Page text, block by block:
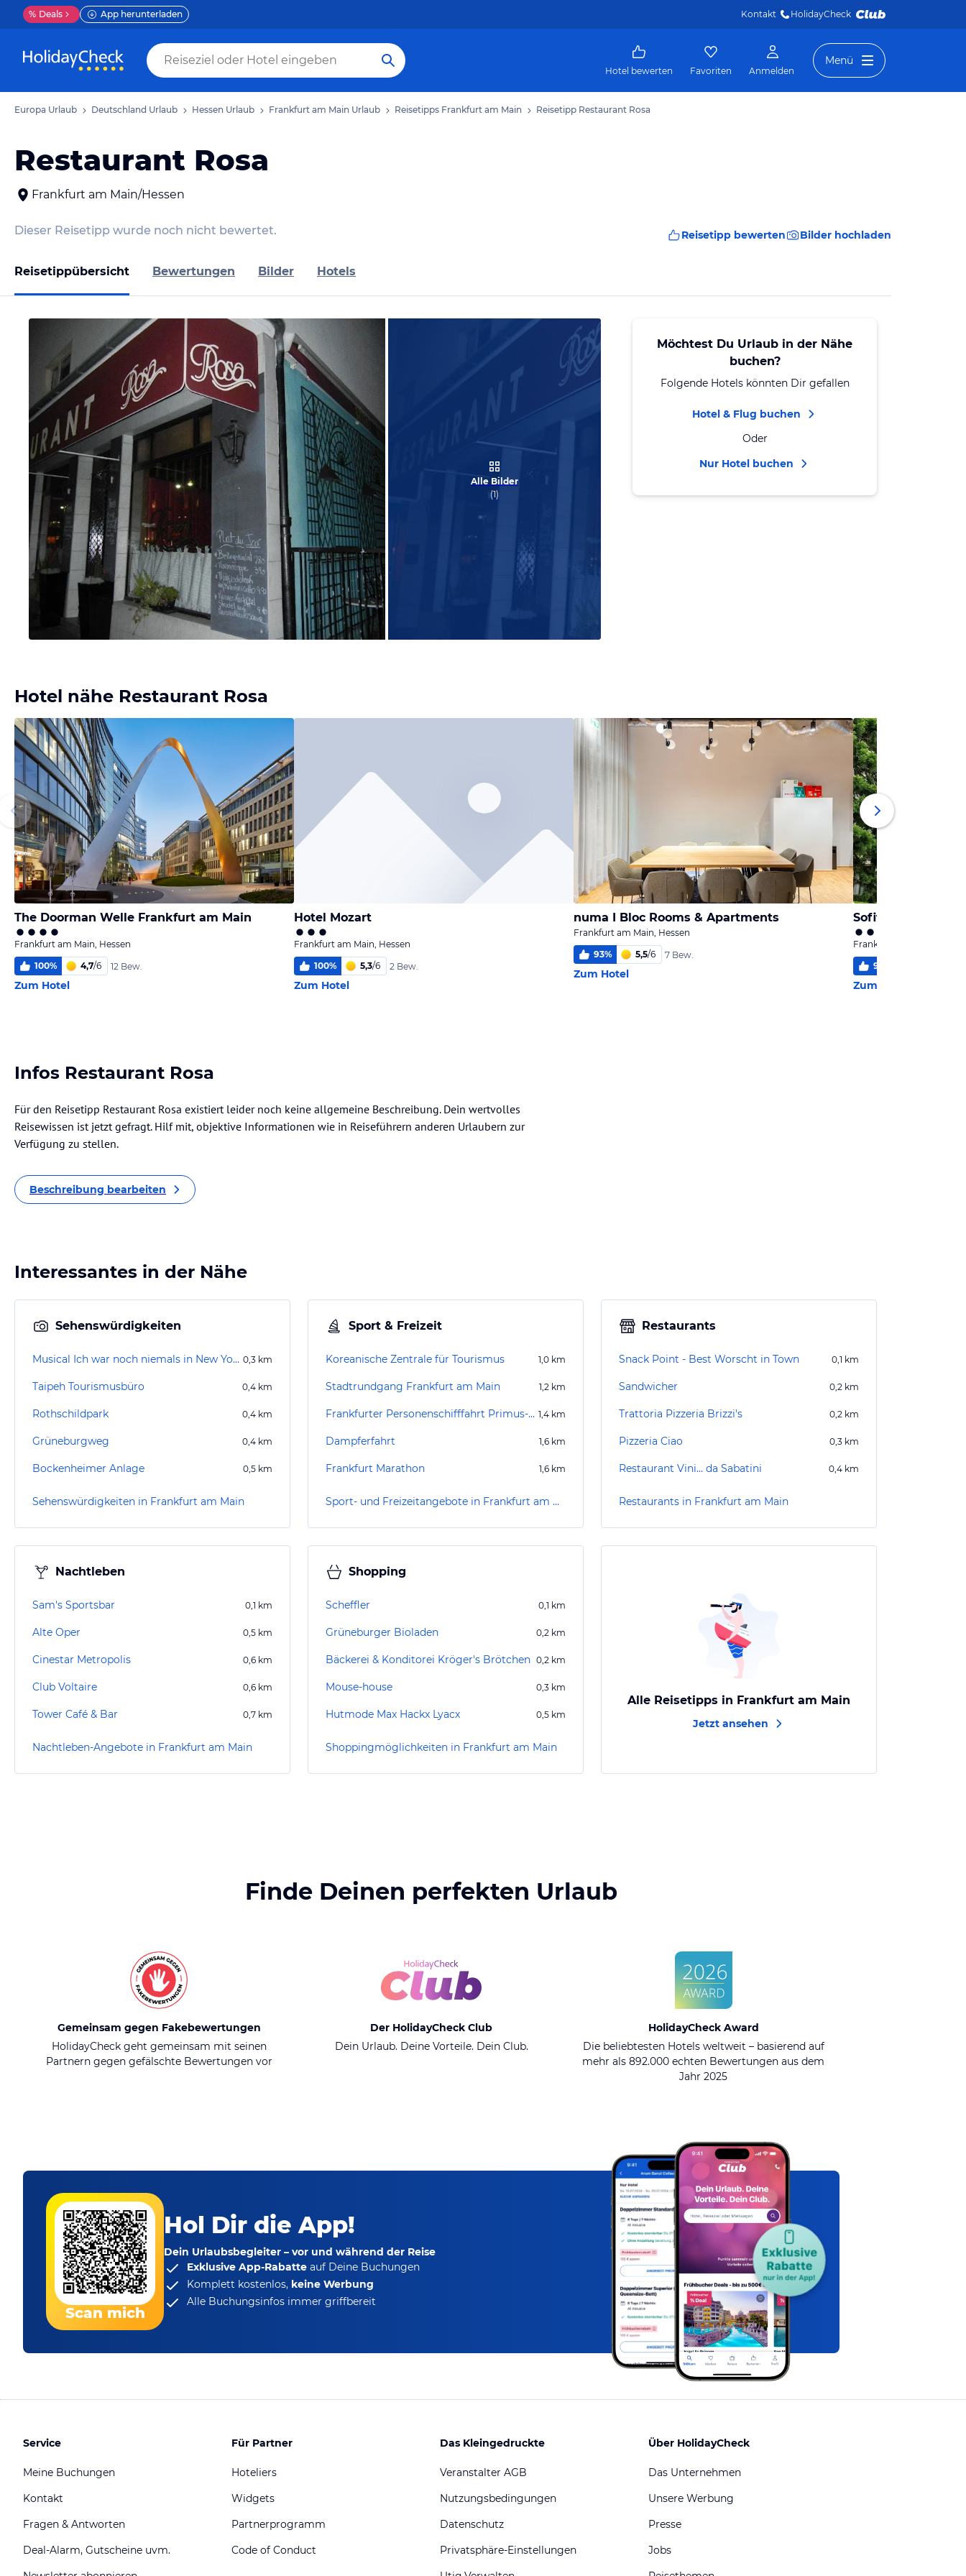
% Deals App herunterladen Kontakt HolidayCheck
Hotel bewerten Favoriten Anmelden
Menü
Europa Urlaub Deutschland Urlaub Hessen Urlaub Frankfurt am Main Urlaub Reisetipps Frankfurt am Main Reisetipp Restaurant Rosa
Restaurant Rosa
Frankfurt am Main/Hessen
Dieser Reisetipp wurde noch nicht bewertet. Reisetipp bewerten Bilder hochladen
Reisetippübersicht Bewertungen Bilder Hotels
Alle Bilder
(1)
Möchtest Du Urlaub in der Nähe
buchen?
Folgende Hotels könnten Dir gefallen
Hotel & Flug buchen
Oder
Nur Hotel buchen
Hotel nähe Restaurant Rosa
The Doorman Welle Frankfurt am Main
Frankfurt am Main, Hessen
100% 4,7/6 12 Bew.
Zum Hotel
Hotel Mozart
Frankfurt am Main, Hessen
100% 5,3/6 2 Bew.
Zum Hotel
numa I Bloc Rooms & Apartments
Frankfurt am Main, Hessen
93% 5,5/6 7 Bew.
Zum Hotel
Sofitel Frankfurt
Frankfurt am Main,
94
Zum Hotel
Infos Restaurant Rosa
Für den Reisetipp Restaurant Rosa existiert leider noch keine allgemeine Beschreibung. Dein wertvolles
Reisewissen ist jetzt gefragt. Hilf mit, objektive Informationen wie in Reiseführern anderen Urlaubern zur
Verfügung zu stellen.
Beschreibung bearbeiten
Interessantes in der Nähe
Sehenswürdigkeiten
Musical Ich war noch niemals in New York 0,3 km
Taipeh Tourismusbüro 0,4 km
Rothschildpark 0,4 km
Grüneburgweg 0,4 km
Bockenheimer Anlage 0,5 km
Sehenswürdigkeiten in Frankfurt am Main
Sport & Freizeit
Koreanische Zentrale für Tourismus 1,0 km
Stadtrundgang Frankfurt am Main 1,2 km
Frankfurter Personenschifffahrt Primus-Linie 1,4 km
Dampferfahrt 1,6 km
Frankfurt Marathon 1,6 km
Sport- und Freizeitangebote in Frankfurt am Main
Restaurants
Snack Point - Best Worscht in Town 0,1 km
Sandwicher 0,2 km
Trattoria Pizzeria Brizzi's 0,2 km
Pizzeria Ciao 0,3 km
Restaurant Vini... da Sabatini 0,4 km
Restaurants in Frankfurt am Main
Nachtleben
Sam's Sportsbar 0,1 km
Alte Oper 0,5 km
Cinestar Metropolis 0,6 km
Club Voltaire 0,6 km
Tower Café & Bar 0,7 km
Nachtleben-Angebote in Frankfurt am Main
Shopping
Scheffler 0,1 km
Grüneburger Bioladen 0,2 km
Bäckerei & Konditorei Kröger's Brötchen 0,2 km
Mouse-house 0,3 km
Hutmode Max Hackx Lyacx 0,5 km
Shoppingmöglichkeiten in Frankfurt am Main
Alle Reisetipps in Frankfurt am Main
Jetzt ansehen
Finde Deinen perfekten Urlaub
Gemeinsam gegen Fakebewertungen
HolidayCheck geht gemeinsam mit seinen
Partnern gegen gefälschte Bewertungen vor
Der HolidayCheck Club
Dein Urlaub. Deine Vorteile. Dein Club.
HolidayCheck Award
Die beliebtesten Hotels weltweit – basierend auf
mehr als 892.000 echten Bewertungen aus dem
Jahr 2025
Scan mich
Hol Dir die App!
Dein Urlaubsbegleiter – vor und während der Reise
Exklusive App-Rabatte auf Deine Buchungen
Komplett kostenlos, keine Werbung
Alle Buchungsinfos immer griffbereit
Service
Meine Buchungen
Kontakt
Fragen & Antworten
Deal-Alarm, Gutscheine uvm.
Für Partner
Hoteliers
Widgets
Partnerprogramm
Code of Conduct
Das Kleingedruckte
Veranstalter AGB
Nutzungsbedingungen
Datenschutz
Privatsphäre-Einstellungen
Über HolidayCheck
Das Unternehmen
Unsere Werbung
Presse
Jobs